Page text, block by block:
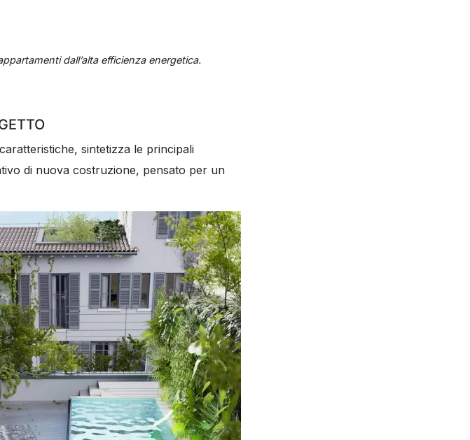
dall’alta efficienza energetica.
sintetizza le principali
di nuova costruzione, pensato per un